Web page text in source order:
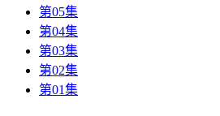
第05集
第04集
第03集
第02集
第01集